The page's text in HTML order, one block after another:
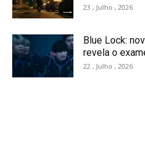
23 , Julho , 2026
Blue Lock:
revela o
22 , Julho , 2026